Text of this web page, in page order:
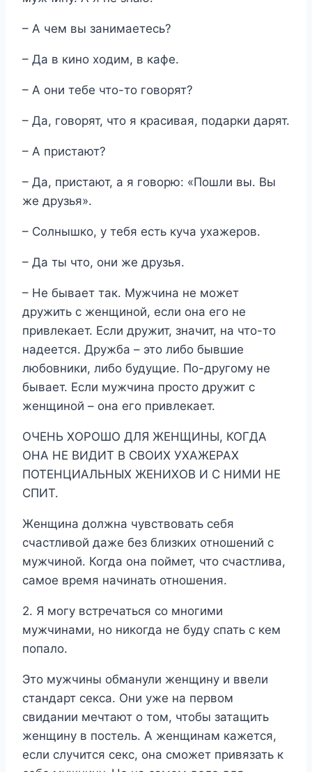
– А чем вы занимаетесь?
– Да в кино ходим, в кафе.
– А они тебе что-то говорят?
– Да, говорят, что я красивая, подарки дарят.
– А пристают?
– Да, пристают, а я говорю: «Пошли вы. Вы
же друзья».
– Солнышко, у тебя есть куча ухажеров.
– Да ты что, они же друзья.
– Не бывает так. Мужчина не может
дружить с женщиной, если она его не
привлекает. Если дружит, значит, на что-то
надеется. Дружба – это либо бывшие
любовники, либо будущие. По-другому не
бывает. Если мужчина просто дружит с
женщиной – она его привлекает.
ОЧЕНЬ ХОРОШО ДЛЯ ЖЕНЩИНЫ, КОГДА
ОНА НЕ ВИДИТ В СВОИХ УХАЖЕРАХ
ПОТЕНЦИАЛЬНЫХ ЖЕНИХОВ И С НИМИ НЕ
СПИТ.
Женщина должна чувствовать себя
счастливой даже без близких отношений с
мужчиной. Когда она поймет, что счастлива,
самое время начинать отношения.
2. Я могу встречаться со многими
мужчинами, но никогда не буду спать с кем
попало.
Это мужчины обманули женщину и ввели
стандарт секса. Они уже на первом
свидании мечтают о том, чтобы затащить
женщину в постель. А женщинам кажется,
если случится секс, она сможет привязать к